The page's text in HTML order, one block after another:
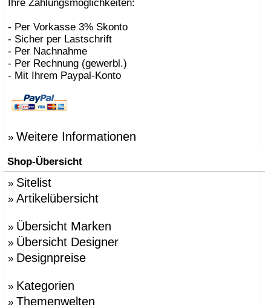
Ihre Zahlungsmöglichkeiten:
- Per Vorkasse 3% Skonto
- Sicher per Lastschrift
- Per Nachnahme
- Per Rechnung (gewerbl.)
- Mit Ihrem Paypal-Konto
» Weitere Informationen
Shop-Übersicht
» Sitelist
» Artikelübersicht
» Übersicht Marken
» Übersicht Designer
» Designpreise
» Kategorien
» Themenwelten